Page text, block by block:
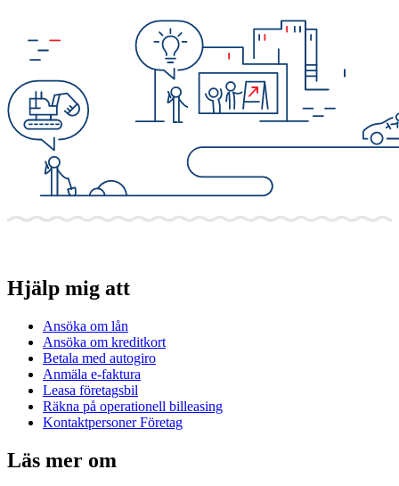
Hjälp mig att
Ansöka om lån
Ansöka om kreditkort
Betala med autogiro
Anmäla e-faktura
Leasa företagsbil
Räkna på operationell billeasing
Kontaktpersoner Företag
Läs mer om